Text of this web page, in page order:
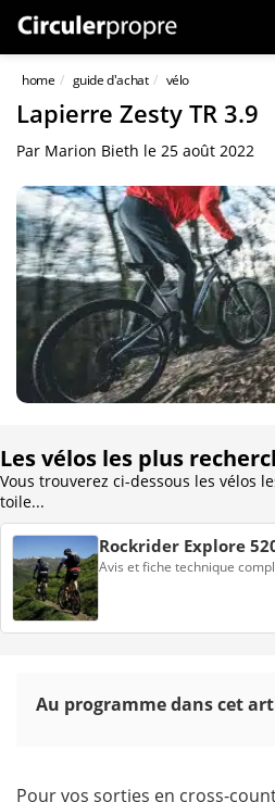
home guide d'achat vélo
Lapierre Zesty TR 3.9
Par Marion Bieth le 25 août 2022
Les vélos les plus
Vous trouverez ci-dessous les vélos
toile...
Rockrider Explore
Avis et fiche technique
Au programme dans cet
Pour vos sorties en cross-